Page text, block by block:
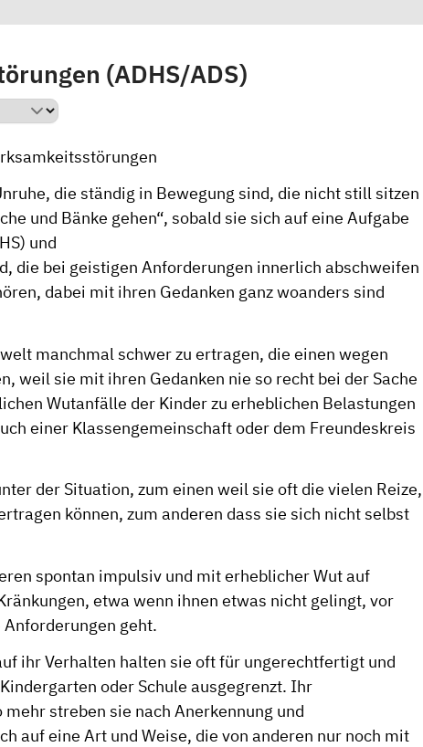
(ADHS/ADS)
die ständig in Bewegung sind, die nicht still sitzen
und Bänke gehen“, sobald sie sich auf eine Aufgabe
und
die bei geistigen Anforderungen innerlich abschweifen
dabei mit ihren Gedanken ganz woanders sind
manchmal schwer zu ertragen, die einen wegen
weil sie mit ihren Gedanken nie so recht bei der Sache
Wutanfälle der Kinder zu erheblichen Belastungen
einer Klassengemeinschaft oder dem Freundeskreis
der Situation, zum einen weil sie oft die vielen Reize,
können, zum anderen dass sie sich nicht selbst
spontan impulsiv und mit erheblicher Wut auf
etwa wenn ihnen etwas nicht gelingt, vor
geht.
ihr Verhalten halten sie oft für ungerechtfertigt und
oder Schule ausgegrenzt. Ihr
streben sie nach Anerkennung und
auf eine Art und Weise, die von anderen nur noch mit